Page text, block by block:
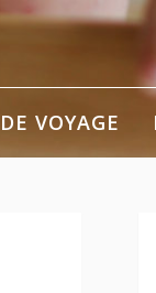
VOYAGE